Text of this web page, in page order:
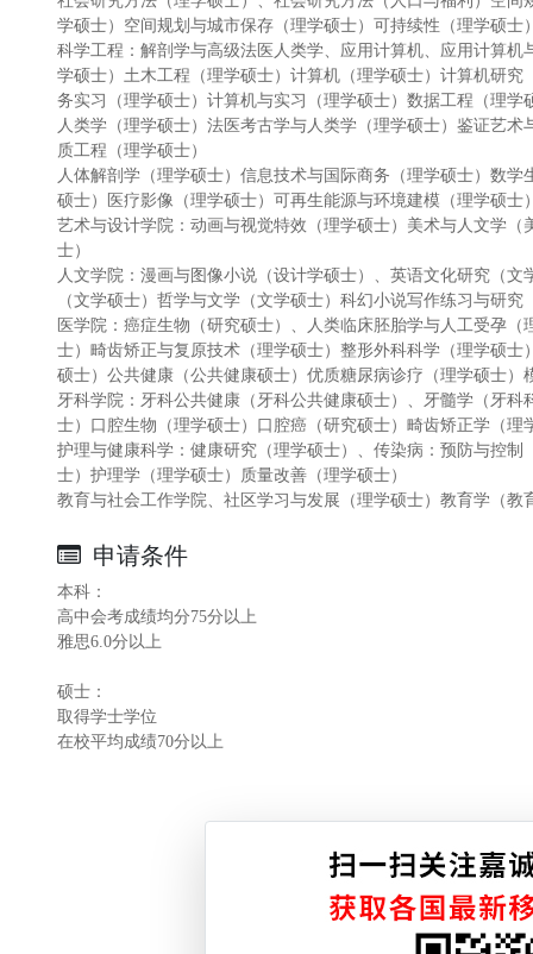
学硕士）空间规划与城市保存（理学硕士）可持续性（理学硕士
科学工程：解剖学与高级法医人类学、应用计算机、应用计算
学硕士）土木工程（理学硕士）计算机（理学硕士）计算机研
务实习（理学硕士）计算机与实习（理学硕士）数据工程（理
人类学（理学硕士）法医考古学与人类学（理学硕士）鉴证艺
质工程（理学硕士）
人体解剖学（理学硕士）信息技术与国际商务（理学硕士）数
硕士）医疗影像（理学硕士）可再生能源与环境建模（理学硕士
艺术与设计学院：动画与视觉特效（理学硕士）美术与人文学
士）
人文学院：漫画与图像小说（设计学硕士）、英语文化研究（
（文学硕士）哲学与文学（文学硕士）科幻小说写作练习与研究
医学院：癌症生物（研究硕士）、人类临床胚胎学与人工受孕
士）畸齿矫正与复原技术（理学硕士）整形外科科学（理学硕
硕士）公共健康（公共健康硕士）优质糖尿病诊疗（理学硕士
牙科学院：牙科公共健康（牙科公共健康硕士）、牙髓学（牙
士）口腔生物（理学硕士）口腔癌（研究硕士）畸齿矫正学（
护理与健康科学：健康研究（理学硕士）、传染病：预防与控
士）护理学（理学硕士）质量改善（理学硕士）
教育与社会工作学院、社区学习与发展（理学硕士）教育学（
申请条件
本科：
高中会考成绩均分75分以上
雅思6.0分以上
硕士：
取得学士学位
在校平均成绩70分以上